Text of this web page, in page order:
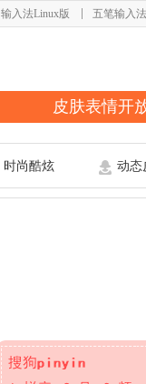
输入法Linux版 五笔输入法
皮肤表情开
时尚酷炫 动态